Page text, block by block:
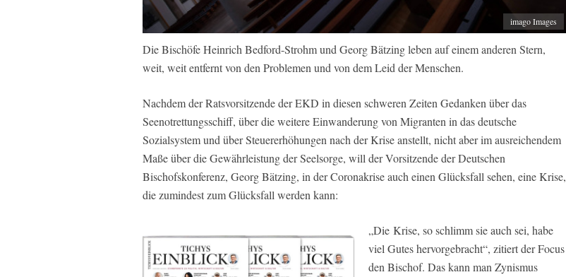
imago Images
Die Bischöfe Heinrich Bedford-Strohm und Georg Bätzing leben auf einem anderen Stern,
weit, weit entfernt von den Problemen und von dem Leid der Menschen.
Nachdem der Ratsvorsitzende der EKD in diesen schweren Zeiten Gedanken über das
Seenotrettungsschiff, über die weitere Einwanderung von Migranten in das deutsche
Sozialsystem und über Steuererhöhungen nach der Krise anstellt, nicht aber im ausreichendem
Maße über die Gewährleistung der Seelsorge, will der Vorsitzende der Deutschen
Bischofskonferenz, Georg Bätzing, in der Coronakrise auch einen Glücksfall sehen, eine Krise,
die zumindest zum Glücksfall werden kann:
„Die Krise, so schlimm sie auch sei, habe
viel Gutes hervorgebracht“, zitiert derFocus
den Bischof. Das kann man Zynismus